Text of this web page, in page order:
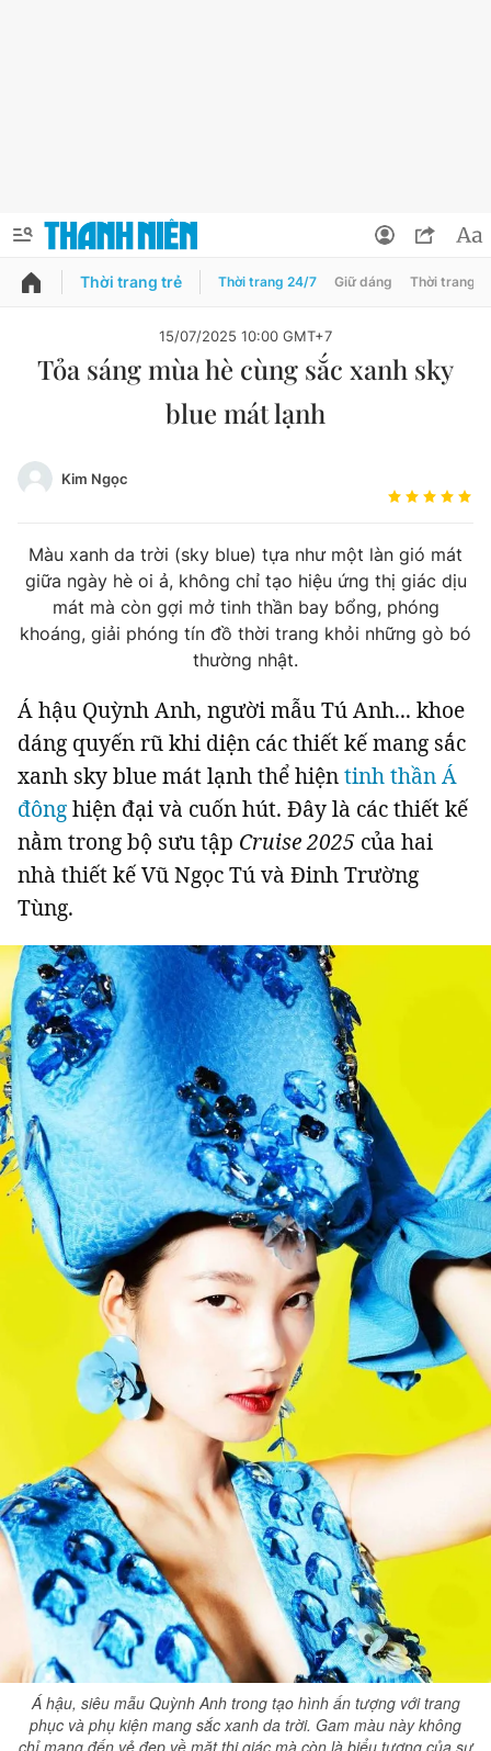
PODCAST QUẢNG CÁO
Chuyên mục khác
Tin thị trường Tin 360
Podcasts
Magazine
Sản phẩm khác
Tiện ích Bạn cần biết
Thông tin tòa soạn
Đọc Thanh Niên trên điện thoại
Theo dõi báo trên
0906 645 777
Liên hệ quảng cáo
0908 780 404
Quảng cáo Tòa soạn Chính sách bảo
Tổng biên tập: Nguyễn Ngọc Toàn
Phó tổng biên tập: Hải Thành
Ủy viên Ban biên tập - Tổng Thư ký tòa soạn: Trần Việt Hưng
Giấy phép xuất bản số 110/GP - BTTTT cấp ngày 24.3.2020
© 2003-2026 Bản quyền thuộc về Báo Thanh Niên. Cấm sao chép
dưới mọi hình thức nếu không có sự chấp thuận bằng văn bản.
Phát triển bởi ePi Technologies, JSC.
Thông tin tài khoản
Đăng xuất
Thời trang trẻ Thời trang 24/7 Giữ dáng Thời trang
15/07/2025 10:00 GMT+7
Tỏa sáng mùa hè cùng sắc xanh sky
blue mát lạnh
Kim Ngọc
Màu xanh da trời (sky blue) tựa như một làn gió mát
giữa ngày hè oi ả, không chỉ tạo hiệu ứng thị giác dịu
mát mà còn gợi mở tinh thần bay bổng, phóng
khoáng, giải phóng tín đồ thời trang khỏi những gò bó
thường nhật.
Á hậu Quỳnh Anh, người mẫu Tú Anh... khoe
dáng quyến rũ khi diện các thiết kế mang sắc
xanh sky blue mát lạnh thể hiệntinh thần Á
đônghiện đại và cuốn hút. Đây là các thiết kế
nằm trong bộ sưu tập Cruise 2025 của hai
nhà thiết kế Vũ Ngọc Tú và Đinh Trường
Tùng.
Á hậu, siêu mẫu Quỳnh Anh trong tạo hình ấn tượng với trang
phục và phụ kiện mang sắc xanh da trời. Gam màu này không